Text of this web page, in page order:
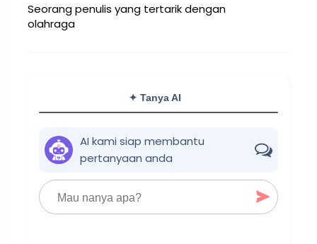
Seorang penulis yang tertarik dengan
olahraga
✦ Tanya AI
AI kami siap membantu
pertanyaan anda